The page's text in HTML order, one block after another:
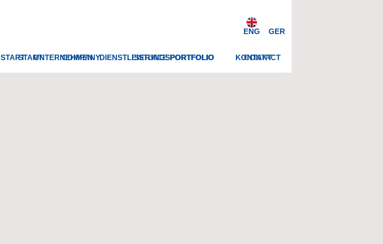
ENG GER
START COMPANY SERVICE PORTFOLIO CONTACT
START UNTERNEHMEN DIENSTLEISTUNGSPORTFOLIO KONTAKT